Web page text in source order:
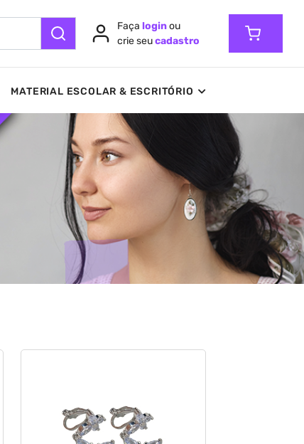
Faça loginou
crie seucadastro
MATERIAL ESCOLAR & ESCRITÓRIO